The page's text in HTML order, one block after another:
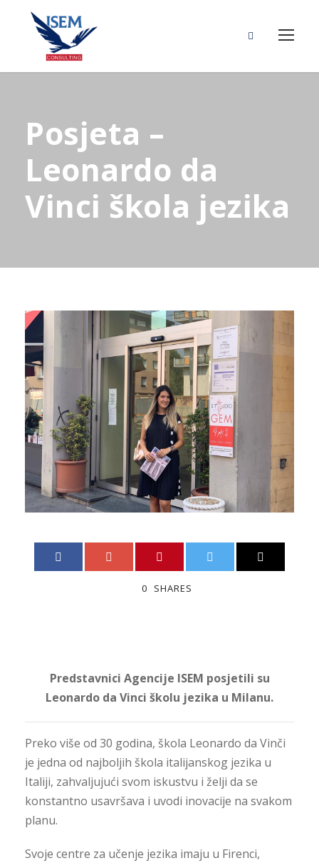
Posjeta –
Leonardo da
Vinci škola jezika
0 SHARES
Predstavnici Agencije ISEM posjetili su
Leonardo da Vinci školu jezika u Milanu.
Preko više od 30 godina, škola Leonardo da Vinči
je jedna od najboljih škola italijanskog jezika u
Italiji, zahvaljujući svom iskustvu i želji da se
konstantno usavršava i uvodi inovacije na svakom
planu.
Svoje centre za učenje jezika imaju u Firenci,